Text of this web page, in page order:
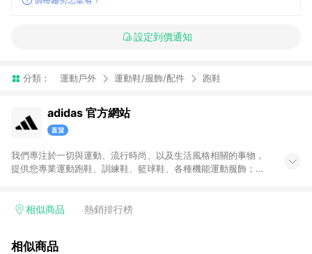
設定到價通知
分類： 運動戶外 運動鞋/服飾/配件 跑鞋
adidas 官方網站
我們專注於一切與運動、流行時尚、以及生活風格相關的事物，
提供您專業運動跑鞋、訓練鞋、籃球鞋、各種機能運動服飾；也
定期舉辦的優惠活動，加上滿1,500免運與七天鑑賞期服務，讓您
品牌聯名專區及特殊指定商品，恕不參與LINE購物點數回饋活
相似商品 熱銷排行榜
相似商品